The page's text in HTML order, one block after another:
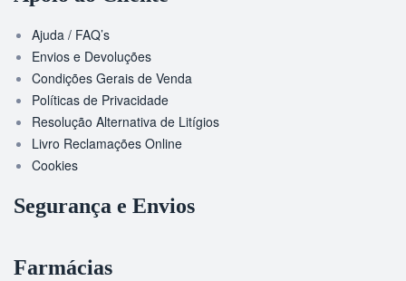
Ajuda / FAQ’s
Envios e Devoluções
Condições Gerais de Venda
Políticas de Privacidade
Resolução Alternativa de Litígios
Livro Reclamações Online
Cookies
Segurança e Envios
Farmácias